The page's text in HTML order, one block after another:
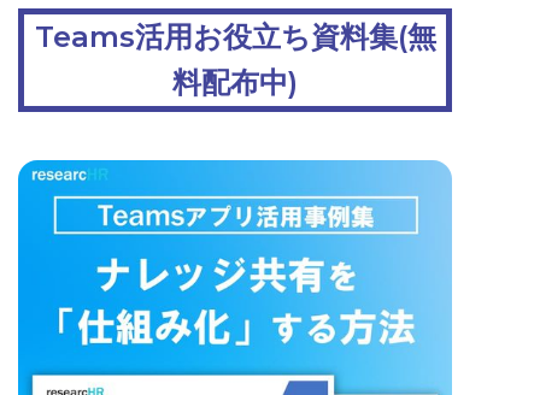
Teams活用お役立ち資料集(無
料配布中)